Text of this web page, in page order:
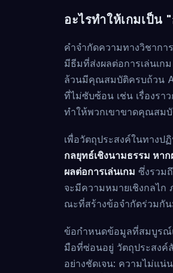
อะไรทำให้เกมเป็น
คำจำกัดความทางวิชาก
มีธีมที่ส่งผลต่อการเล่นเก
ล้วนมีคุณสมบัติครบถ้วน
ที่ไม่ซับซ้อน เช่น เรื่องรา
ทำให้พวกเขาขาดคุณสม
เพื่อวัตถุประสงค์ในทาง
กลยุทธ์เชิงนามธรรม หา
ผลต่อการเล่นเกม ซึ่งรวม
จะมีความหมายเชิงกลไก
ณะที่สร้างข้อจำกัดร่วมกั
ข้อกำหนดข้อมูลที่สมบูรณ์
มือที่ซ่อนอยู่ วัตถุประสงค์
อย่างชัดเจน: ความไม่แน่